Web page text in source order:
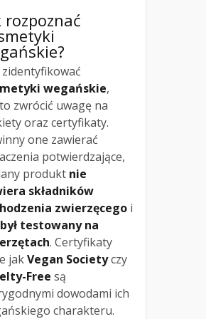
rozpoznać
zidentyfikować
wegańskie,
zwrócić uwagę na
oraz certyfikaty.
one zawierać
potwierdzające,
produkt nie
składników
zwierzęcego i
testowany na
. Certyfikaty
jakVegan Societyczy
Free są
dowodami ich
charakteru.